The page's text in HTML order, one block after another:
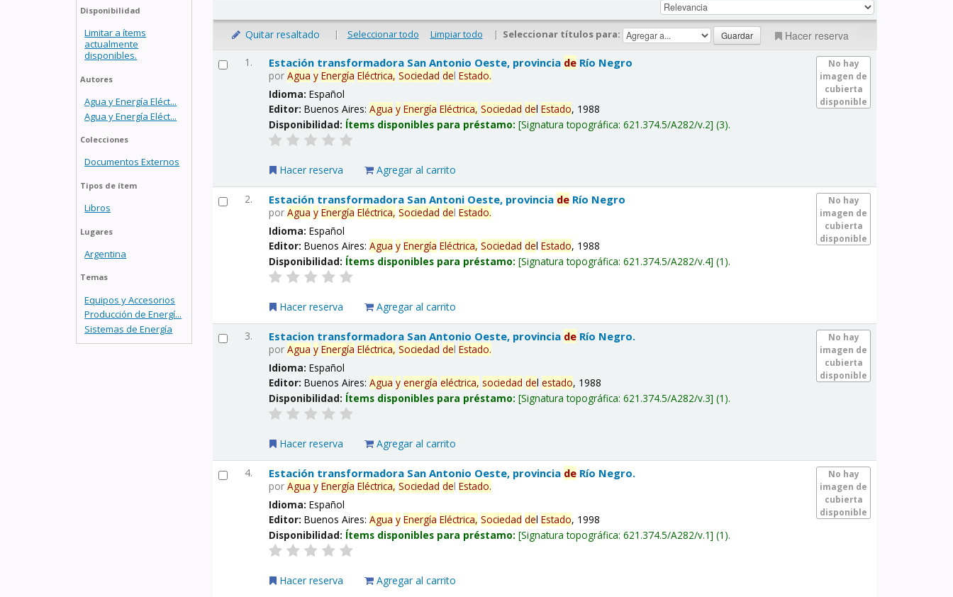
Disponibilidad
Limitar a ítems
actualmente
disponibles.
Autores
Agua y Energía Eléct...
Agua y Energía Eléct...
Colecciones
Documentos Externos
Tipos de ítem
Libros
Lugares
Argentina
Temas
Equipos y Accesorios
Producción de Energí...
Sistemas de Energía
Quitar resaltado | Seleccionar todo Limpiar todo | Seleccionar títulos para: Hacer reserva
1.
No hay
imagen de
cubierta
disponible
Estación transformadora San Antonio Oeste, provincia de Río Negro
porAgua y Energía Eléctrica, Sociedad delEstado.
Idioma:Español
Editor:Buenos Aires:Agua y Energía Eléctrica, Sociedad delEstado, 1988
Disponibilidad: Ítems disponibles para préstamo: Signatura topográfica:621.374.5/A282/v.2 (3).
Hacer reserva Agregar al carrito
2.
No hay
imagen de
cubierta
disponible
Estación transformadora San Antoni Oeste, provincia de Río Negro
porAgua y Energía Eléctrica, Sociedad delEstado.
Idioma:Español
Editor:Buenos Aires:Agua y Energía Eléctrica, Sociedad delEstado, 1988
Disponibilidad: Ítems disponibles para préstamo: Signatura topográfica:621.374.5/A282/v.4 (1).
Hacer reserva Agregar al carrito
3.
No hay
imagen de
cubierta
disponible
Estacion transformadora San Antonio Oeste, provincia de Río Negro.
porAgua y Energía Eléctrica, Sociedad delEstado.
Idioma:Español
Editor:Buenos Aires:Agua y energía eléctrica, sociedad delestado, 1988
Disponibilidad: Ítems disponibles para préstamo: Signatura topográfica:621.374.5/A282/v.3 (1).
Hacer reserva Agregar al carrito
4.
No hay
imagen de
cubierta
disponible
Estación transformadora San Antonio Oeste, provincia de Río Negro.
porAgua y Energía Eléctrica, Sociedad delEstado.
Idioma:Español
Editor:Buenos Aires:Agua y Energía Eléctrica, Sociedad delEstado, 1998
Disponibilidad: Ítems disponibles para préstamo: Signatura topográfica:621.374.5/A282/v.1 (1).
Hacer reserva Agregar al carrito